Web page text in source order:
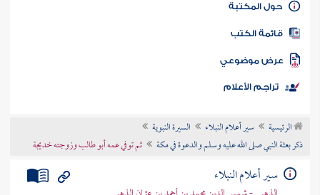
كتاب الأمة
المكتبة
الكتب
موضوعي
تراجم الأعلام
الرئيسية سير أعلام النبلاء
السيرة النبوية
ذكر بعثة النبي صلى الله عليه وسلم والدعوة في مكة
ثم توفي عمه أبو طالب وزوجته خديجة
سير أعلام النبلاء